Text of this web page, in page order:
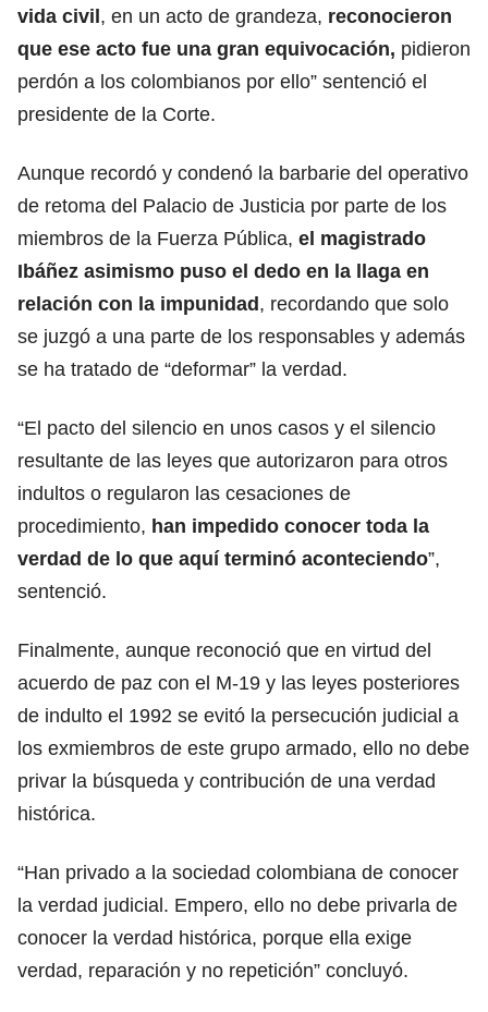
vida civil, en un acto de grandeza, reconocieron
que ese acto fue una gran equivocación, pidieron
perdón a los colombianos por ello” sentenció el
presidente de la Corte.
Aunque recordó y condenó la barbarie del operativo
de retoma del Palacio de Justicia por parte de los
miembros de la Fuerza Pública, el magistrado
Ibáñez asimismo puso el dedo en la llaga en
relación con la impunidad, recordando que solo
se juzgó a una parte de los responsables y además
se ha tratado de “deformar” la verdad.
“El pacto del silencio en unos casos y el silencio
resultante de las leyes que autorizaron para otros
indultos o regularon las cesaciones de
procedimiento, han impedido conocer toda la
verdad de lo que aquí terminó aconteciendo”,
sentenció.
Finalmente, aunque reconoció que en virtud del
acuerdo de paz con el M-19 y las leyes posteriores
de indulto el 1992 se evitó la persecución judicial a
los exmiembros de este grupo armado, ello no debe
privar la búsqueda y contribución de una verdad
histórica.
“Han privado a la sociedad colombiana de conocer
la verdad judicial. Empero, ello no debe privarla de
conocer la verdad histórica, porque ella exige
verdad, reparación y no repetición” concluyó.